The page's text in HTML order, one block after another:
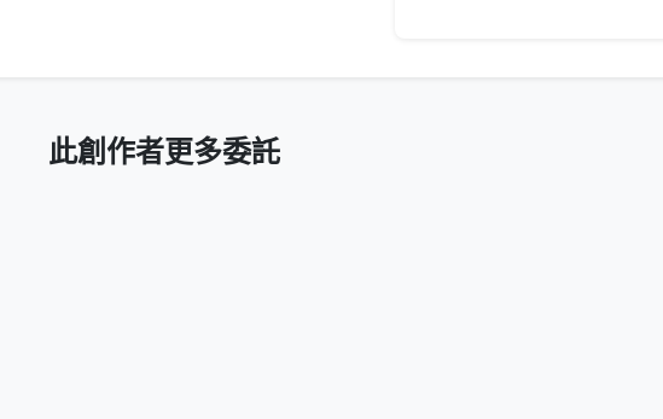
此創作者更多委託